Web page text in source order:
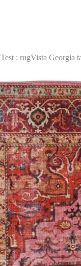
Test : rugVista Georgia